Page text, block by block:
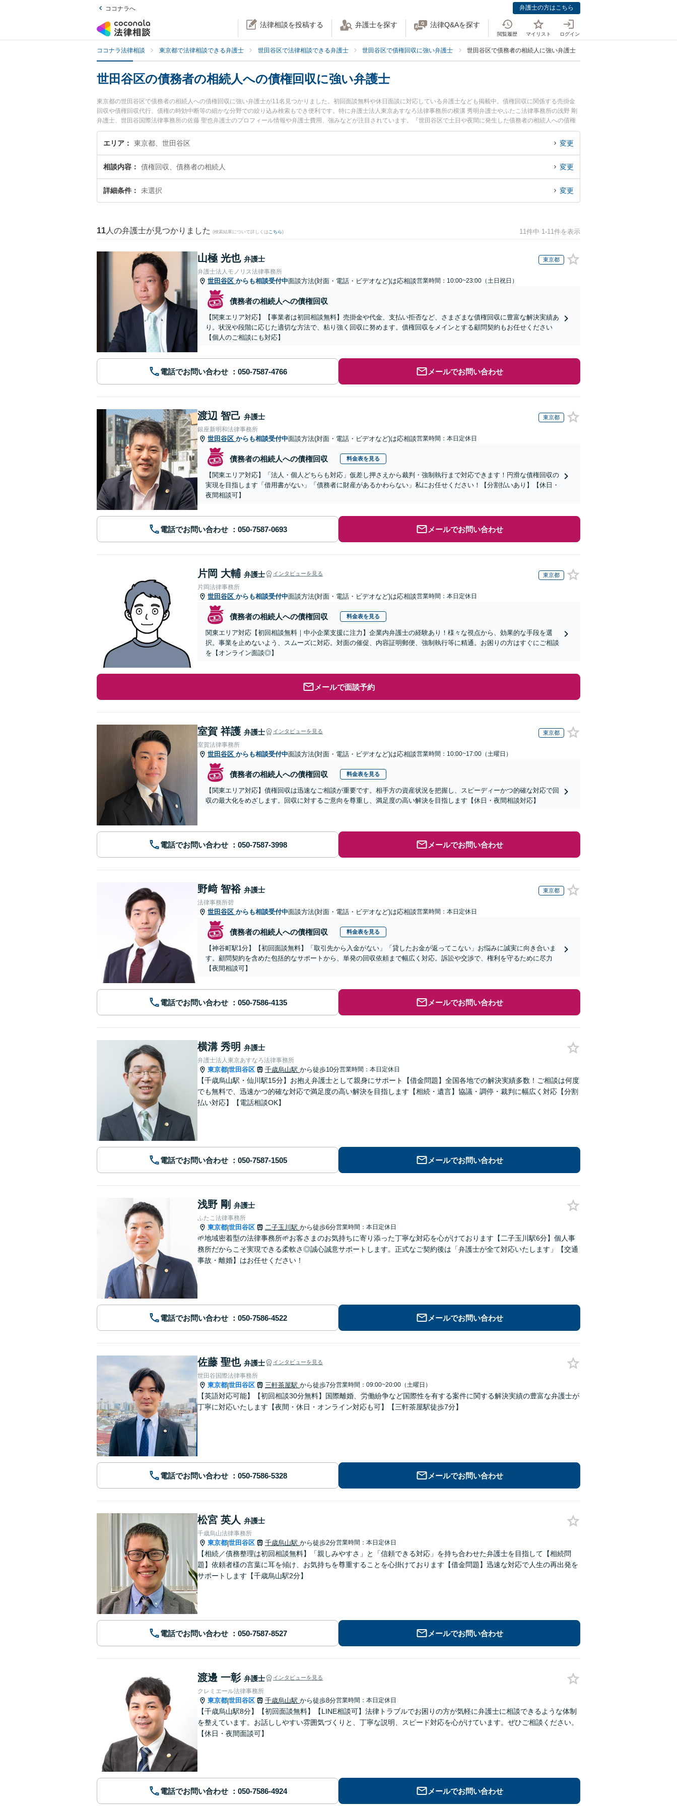
ココナラへ 弁護士の方はこちら
法律相談を投稿する 弁護士を探す 法律Q&Aを探す
閲覧履歴 マイリスト ログイン
ココナラ法律相談 東京都で法律相談できる弁護士 世田谷区で法律相談できる弁護士 世田谷区で債権回収に強い弁護士 世田谷区で債務者の相続人に強い弁護士
世田谷区の債務者の相続人への債権回収に強い弁護士
東京都の世田谷区で債務者の相続人への債権回収に強い弁護士が11名見つかりました。初回面談無料や休日面談に対応している弁護士なども掲載中。債権回収に関係する売掛金
回収や債権回収代行、債権の時効中断等の細かな分野での絞り込み検索もでき便利です。特に弁護士法人東京あすなろ法律事務所の横溝 秀明弁護士やふたこ法律事務所の浅野 剛
弁護士、世田谷国際法律事務所の佐藤 聖也弁護士のプロフィール情報や弁護士費用、強みなどが注目されています。『世田谷区で土日や夜間に発生した債務者の相続人への債権
回収のトラブルを今すぐに弁護士に相談したい』『債務者の相続人への債権回収のトラブル解決の実績豊富な近くの弁護士を検索したい』『初回相談無料で債務者の相続人への債
権回収を法律相談できる世田谷区内の弁護士に相談予約したい』などでお困りの相談者さんにおすすめです。
エリア 東京都、世田谷区 変更
相談内容 債権回収、債務者の相続人 変更
詳細条件 未選択 変更
11 人の弁護士が見つかりました (検索結果について詳しくは こちら) 11件中 1-11件を表示
山極 光也 弁護士 東京都
弁護士法人モノリス法律事務所
世田谷区 からも相談受付中面談方法(対面・電話・ビデオなど)は応相談営業時間：10:00~23:00（土日祝日）
債務者の相続人への債権回収
【関東エリア対応】【事業者は初回相談無料】売掛金や代金、支払い拒否など、さまざまな債権回収に豊富な解決実績あ
り。状況や段階に応じた適切な方法で、粘り強く回収に努めます。債権回収をメインとする顧問契約もお任せください
【個人のご相談にも対応】
電話でお問い合わせ メールでお問い合わせ
渡辺 智己 弁護士 東京都
銀座新明和法律事務所
世田谷区 からも相談受付中面談方法(対面・電話・ビデオなど)は応相談営業時間：本日定休日
債務者の相続人への債権回収 料金表を見る
【関東エリア対応】「法人・個人どちらも対応」仮差し押さえから裁判・強制執行まで対応できます！円滑な債権回収の
実現を目指します「借用書がない」「債務者に財産があるかわらない」私にお任せください！【分割払いあり】【休日・
夜間相談可】
電話でお問い合わせ メールでお問い合わせ
片岡 大輔 弁護士 インタビューを見る 東京都
片岡法律事務所
世田谷区 からも相談受付中面談方法(対面・電話・ビデオなど)は応相談営業時間：本日定休日
債務者の相続人への債権回収 料金表を見る
関東エリア対応【初回相談無料｜中小企業支援に注力】企業内弁護士の経験あり！様々な視点から、効果的な手段を選
択。事業を止めないよう、スムーズに対応。対面の催促、内容証明郵便、強制執行等に精通。お困りの方はすぐにご相談
を【オンライン面談◎】
メールで面談予約
室賀 祥護 弁護士 インタビューを見る 東京都
室賀法律事務所
世田谷区 からも相談受付中面談方法(対面・電話・ビデオなど)は応相談営業時間：10:00~17:00（土曜日）
債務者の相続人への債権回収 料金表を見る
【関東エリア対応】債権回収は迅速なご相談が重要です。相手方の資産状況を把握し、スピーディーかつ的確な対応で回
収の最大化をめざします。回収に対するご意向を尊重し、満足度の高い解決を目指します【休日・夜間相談対応】
電話でお問い合わせ メールでお問い合わせ
野﨑 智裕 弁護士 東京都
法律事務所碧
世田谷区 からも相談受付中面談方法(対面・電話・ビデオなど)は応相談営業時間：本日定休日
債務者の相続人への債権回収 料金表を見る
【神谷町駅1分】【初回面談無料】「取引先から入金がない」「貸したお金が返ってこない」お悩みに誠実に向き合いま
す。顧問契約を含めた包括的なサポートから、単発の回収依頼まで幅広く対応。訴訟や交渉で、権利を守るために尽力
【夜間相談可】
電話でお問い合わせ メールでお問い合わせ
横溝 秀明 弁護士
弁護士法人東京あすなろ法律事務所
東京都|世田谷区 千歳烏山駅 から徒歩10分営業時間：本日定休日
【千歳烏山駅・仙川駅15分】お抱え弁護士として親身にサポート【借金問題】全国各地での解決実績多数！ご相談は何度
でも無料で、迅速かつ的確な対応で満足度の高い解決を目指します【相続・遺言】協議・調停・裁判に幅広く対応【分割
払い対応】【電話相談OK】
電話でお問い合わせ メールでお問い合わせ
浅野 剛 弁護士
ふたこ法律事務所
東京都|世田谷区 二子玉川駅 から徒歩6分営業時間：本日定休日
🌱地域密着型の法律事務所🌱お客さまのお気持ちに寄り添った丁寧な対応を心がけております【二子玉川駅6分】個人事
務所だからこそ実現できる柔軟さ◎誠心誠意サポートします。正式なご契約後は「弁護士が全て対応いたします」【交通
事故・離婚】はお任せください！
電話でお問い合わせ メールでお問い合わせ
佐藤 聖也 弁護士 インタビューを見る
世田谷国際法律事務所
東京都|世田谷区 三軒茶屋駅 から徒歩7分営業時間：09:00~20:00（土曜日）
【英語対応可能】【初回相談30分無料】国際離婚、労働紛争など国際性を有する案件に関する解決実績の豊富な弁護士が
丁寧に対応いたします【夜間・休日・オンライン対応も可】【三軒茶屋駅徒歩7分】
電話でお問い合わせ メールでお問い合わせ
松宮 英人 弁護士
千歳烏山法律事務所
東京都|世田谷区 千歳烏山駅 から徒歩2分営業時間：本日定休日
【相続／債務整理は初回相談無料】「親しみやすさ」と「信頼できる対応」を持ち合わせた弁護士を目指して【相続問
題】依頼者様の言葉に耳を傾け、お気持ちを尊重することを心掛けております【借金問題】迅速な対応で人生の再出発を
サポートします【千歳烏山駅2分】
電話でお問い合わせ メールでお問い合わせ
渡邊 一彰 弁護士 インタビューを見る
クレミエール法律事務所
東京都|世田谷区 千歳烏山駅 から徒歩8分営業時間：本日定休日
【千歳烏山駅8分】【初回面談無料】【LINE相談可】法律トラブルでお困りの方が気軽に弁護士に相談できるような体制
を整えています。お話ししやすい雰囲気づくりと、丁寧な説明、スピード対応を心がけています。ぜひご相談ください。
【休日・夜間面談可】
電話でお問い合わせ メールでお問い合わせ